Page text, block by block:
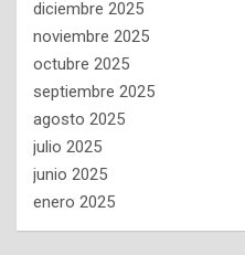
diciembre 2025
noviembre 2025
octubre 2025
septiembre 2025
agosto 2025
julio 2025
junio 2025
enero 2025